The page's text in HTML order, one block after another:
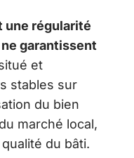
une régularité
garantissent
et
stables sur
du bien
marché local,
du bâti.